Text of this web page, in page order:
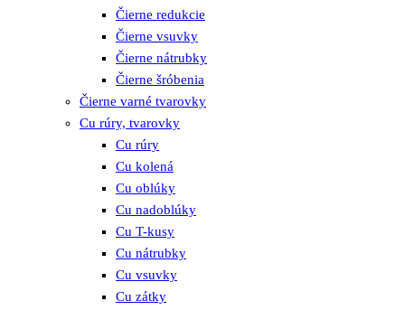
Čierne redukcie
Čierne vsuvky
Čierne nátrubky
Čierne šróbenia
Čierne varné tvarovky
Cu rúry, tvarovky
Cu rúry
Cu kolená
Cu oblúky
Cu nadoblúky
Cu T-kusy
Cu nátrubky
Cu vsuvky
Cu zátky